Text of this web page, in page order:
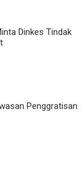
Dinkes Tindak
Penggratisan